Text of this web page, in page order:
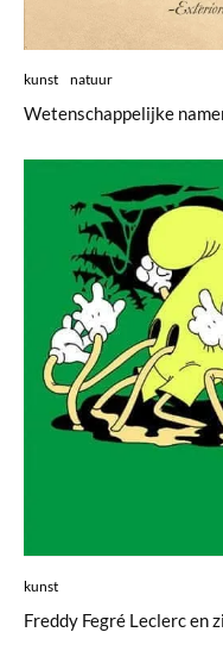
kunst natuur
Wetenschappelijke
kunst
Freddy Fegré Leclerc